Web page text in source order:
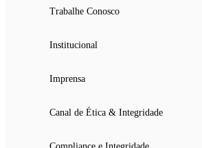
Trabalhe Conosco
Institucional
Imprensa
Canal de Ética & Integridade